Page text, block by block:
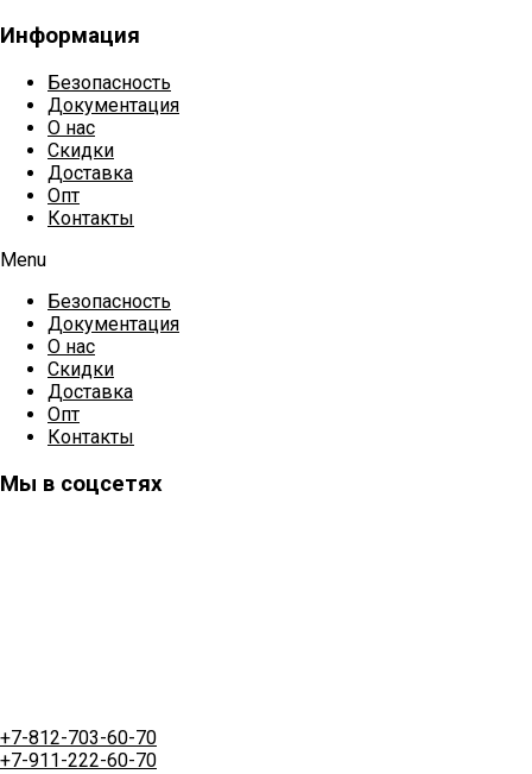
Информация
Безопасность
Документация
О нас
Скидки
Доставка
Опт
Контакты
Menu
Безопасность
Документация
О нас
Скидки
Доставка
Опт
Контакты
Мы в соцсетях
+7-812-703-60-70
+7-911-222-60-70